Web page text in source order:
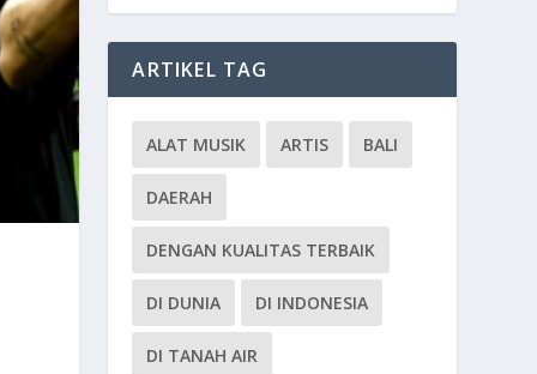
ARTIKEL TAG
ALAT MUSIK ARTIS BALI
DAERAH
DENGAN KUALITAS TERBAIK
DI DUNIA DI INDONESIA
DI TANAH AIR